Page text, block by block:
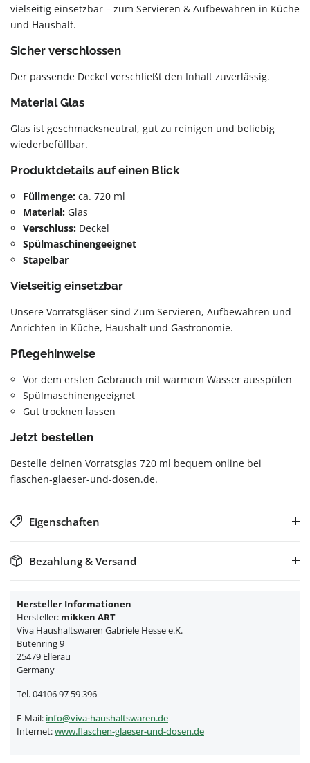
vielseitig einsetzbar – zum Servieren & Aufbewahren in Küche
und Haushalt.
Sicher verschlossen
Der passende Deckel verschließt den Inhalt zuverlässig.
Material Glas
Glas ist geschmacksneutral, gut zu reinigen und beliebig
wiederbefüllbar.
Produktdetails auf einen Blick
Füllmenge: ca. 720 ml
Material: Glas
Verschluss: Deckel
Spülmaschinengeeignet
Stapelbar
Vielseitig einsetzbar
Unsere Vorratsgläser sind Zum Servieren, Aufbewahren und
Anrichten in Küche, Haushalt und Gastronomie.
Pflegehinweise
Vor dem ersten Gebrauch mit warmem Wasser ausspülen
Spülmaschinengeeignet
Gut trocknen lassen
Jetzt bestellen
Bestelle deinen Vorratsglas 720 ml bequem online bei
flaschen-glaeser-und-dosen.de.
Eigenschaften
Bezahlung & Versand
Hersteller Informationen
Hersteller: mikken ART
Viva Haushaltswaren Gabriele Hesse e.K.
Butenring 9
25479 Ellerau
Germany
Tel. 04106 97 59 396
E-Mail: info@viva-haushaltswaren.de
Internet:www.flaschen-glaeser-und-dosen.de